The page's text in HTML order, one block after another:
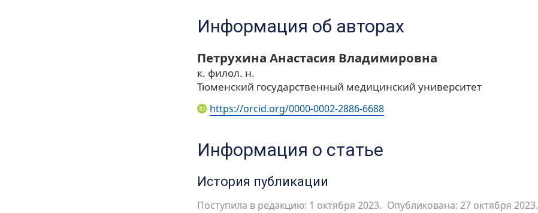
Информация об авторах
Петрухина Анастасия Владимировна
к. филол. н.
Тюменский государственный медицинский университет
https://orcid.org/0000-0002-2886-6688
Информация о статье
История публикации
Поступила в редакцию: 1 октября 2023. Опубликована: 27 октября 2023.